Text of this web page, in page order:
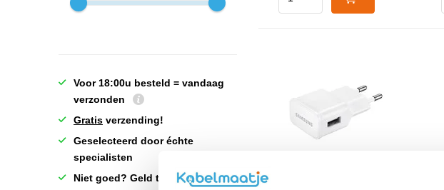
Voor 18:00u besteld = vandaag
verzonden
Gratis verzending!
Geselecteerd door échte
specialisten
Niet goed? Geld terug!